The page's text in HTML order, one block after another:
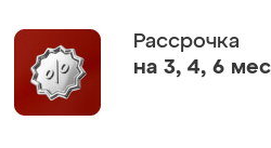
Рассрочка
на 3, 4, 6